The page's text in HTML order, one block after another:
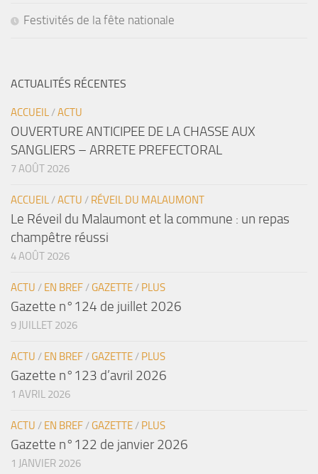
Festivités de la fête nationale
ACTUALITÉS RÉCENTES
ACCUEIL/ACTU
OUVERTURE ANTICIPEE DE LA CHASSE AUX
SANGLIERS – ARRETE PREFECTORAL
7 AOÛT 2026
ACCUEIL/ACTU / RÉVEIL DU MALAUMONT
Le Réveil du Malaumont et la commune : un repas
champêtre réussi
4 AOÛT 2026
ACTU / EN BREF/GAZETTE/ PLUS
Gazette n°124 de juillet 2026
9 JUILLET 2026
ACTU / EN BREF/GAZETTE/ PLUS
Gazette n°123 d’avril 2026
1 AVRIL 2026
ACTU / EN BREF/GAZETTE/ PLUS
Gazette n°122 de janvier 2026
1 JANVIER 2026